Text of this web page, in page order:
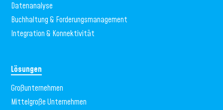
Datenanalyse
Buchhaltung & Forderungsmanagement
Integration & Konnektivität
Lösungen
Großunternehmen
Mittelgroße Unternehmen